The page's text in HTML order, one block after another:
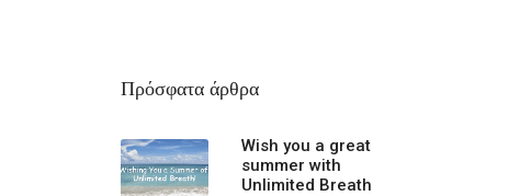
Πρόσφατα άρθρα
Wish you a great
summer with
Unlimited Breath